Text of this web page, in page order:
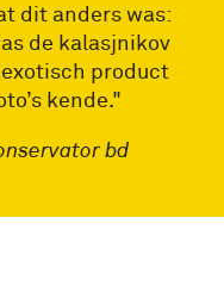
dit anders was:
de kalasjnikov
exotisch product
kende."
bd